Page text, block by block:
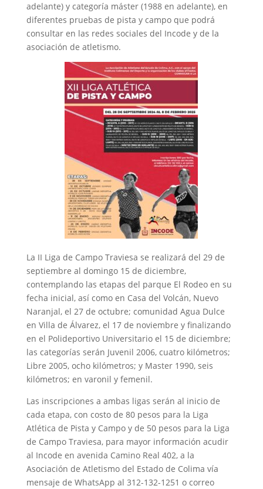
adelante) y categoría máster (1988 en adelante), en
diferentes pruebas de pista y campo que podrá
consultar en las redes sociales del Incode y de la
asociación de atletismo.
La II Liga de Campo Traviesa se realizará del 29 de
septiembre al domingo 15 de diciembre,
contemplando las etapas del parque El Rodeo en su
fecha inicial, así como en Casa del Volcán, Nuevo
Naranjal, el 27 de octubre; comunidad Agua Dulce
en Villa de Álvarez, el 17 de noviembre y finalizando
en el Polideportivo Universitario el 15 de diciembre;
las categorías serán Juvenil 2006, cuatro kilómetros;
Libre 2005, ocho kilómetros; y Master 1990, seis
kilómetros; en varonil y femenil.
Las inscripciones a ambas ligas serán al inicio de
cada etapa, con costo de 80 pesos para la Liga
Atlética de Pista y Campo y de 50 pesos para la Liga
de Campo Traviesa, para mayor información acudir
al Incode en avenida Camino Real 402, a la
Asociación de Atletismo del Estado de Colima vía
mensaje de WhatsApp al 312-132-1251 o correo